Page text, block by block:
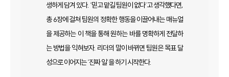
생하게 담겨 있다. ‘믿고 맡길 팀원이 없다’고 생각했다면,
총 6장에 걸쳐 팀원의 정확한 행동을 이끌어내는 매뉴얼
을 제공하는 이 책을 통해 원하는 바를 명확하게 전달하
는 방법을 익혀보자. 리더의 말이 바뀌면 팀원은 목표 달
성으로 이어지는 ‘진짜 일’을 하기 시작한다.